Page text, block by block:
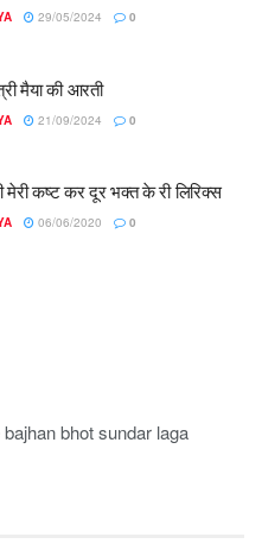
29/05/2024 0
मैया की आरती
21/09/2024 0
मेरी कष्ट कर दूर भक्त के री लिरिक्स
06/06/2020 0
bhot sundar laga